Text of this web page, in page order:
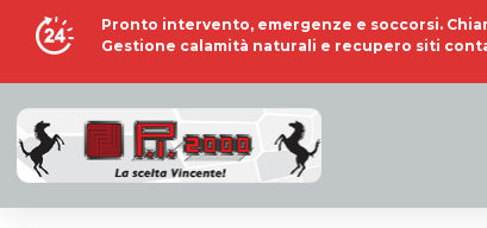
Pronto intervento, emergenze e soccorsi.
Gestione calamità naturali e recupero siti